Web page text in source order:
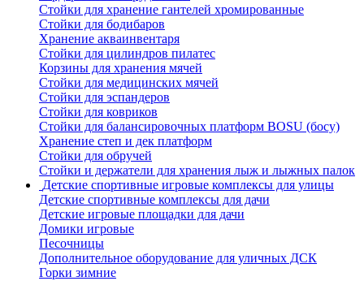
Стойки для хранение гантелей хромированные
Стойки для бодибаров
Хранение акваинвентаря
Стойки для цилиндров пилатес
Корзины для хранения мячей
Стойки для медицинских мячей
Стойки для эспандеров
Стойки для ковриков
Стойки для балансировочных платформ BOSU (босу)
Хранение степ и дек платформ
Стойки для обручей
Стойки и держатели для хранения лыж и лыжных палок
Детские спортивные игровые комплексы для улицы
Детские спортивные комплексы для дачи
Детские игровые площадки для дачи
Домики игровые
Песочницы
Дополнительное оборудование для уличных ДСК
Горки зимние